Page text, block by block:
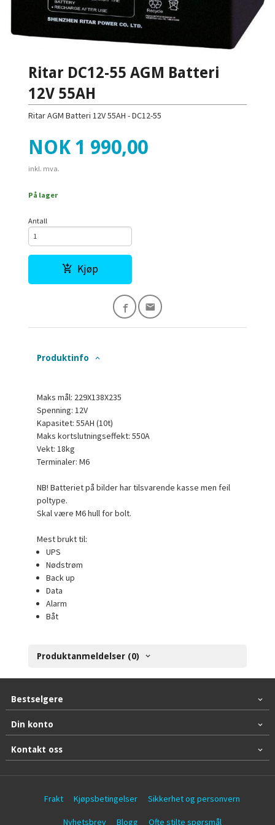
Ritar DC12-55 AGM Batteri
12V 55AH
Ritar AGM Batteri 12V 55AH - DC12-55
Pris
NOK 1 990,00
inkl. mva.
På lager
Antall
Kjøp
Produktinfo
Maks mål: 229X138X235
Spenning: 12V
Kapasitet: 55AH (10t)
Maks kortslutningseffekt: 550A
Vekt: 18kg
Terminaler: M6
NB! Batteriet på bilder har tilsvarende kasse men feil
poltype.
Skal være M6 hull for bolt.
Mest brukt til:
UPS
Nødstrøm
Back up
Data
Alarm
Båt
Produktanmeldelser (0)
Bestselgere
Din konto
Kontakt oss
Frakt Kjøpsbetingelser Sikkerhet og personvern
Nyhetsbrev Blogg Ofte stilte spørsmål